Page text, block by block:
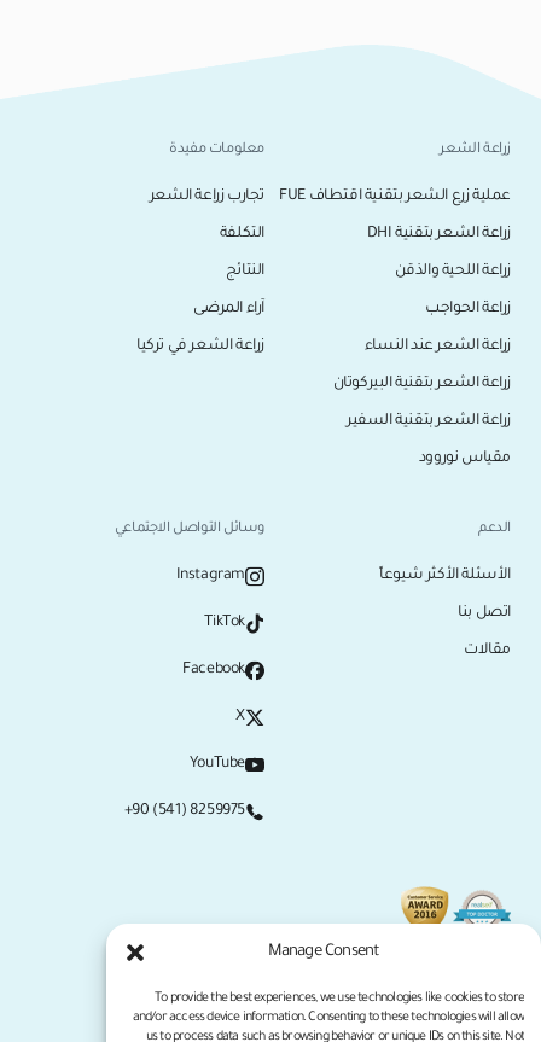
Manage Consent
To provide the best experiences, we use technologies like cookies to store
and/or access device information. Consenting to these technologies will allow
us to process data such as browsing behavior or unique IDs on this site. Not
زراعة الشعر
عملية زرع الشعر بتقنية اقتطاف FUE
زراعة الشعر بتقنية DHI
زراعة اللحية والذقن
زراعة الحواجب
زراعة الشعر عند النساء
زراعة الشعر بتقنية البيركوتان
زراعة الشعر بتقنية السفير
مقياس نوروود
معلومات مفيدة
تجارب زراعة الشعر
التكلفة
النتائج
آراء المرضى
زراعة الشعر في تركيا
الدعم
الأسئلة الأكثر شيوعاً
اتصل بنا
مقالات
وسائل التواصل الاجتماعي
Instagram
TikTok
Facebook
X
YouTube
+90 (541) 8259975